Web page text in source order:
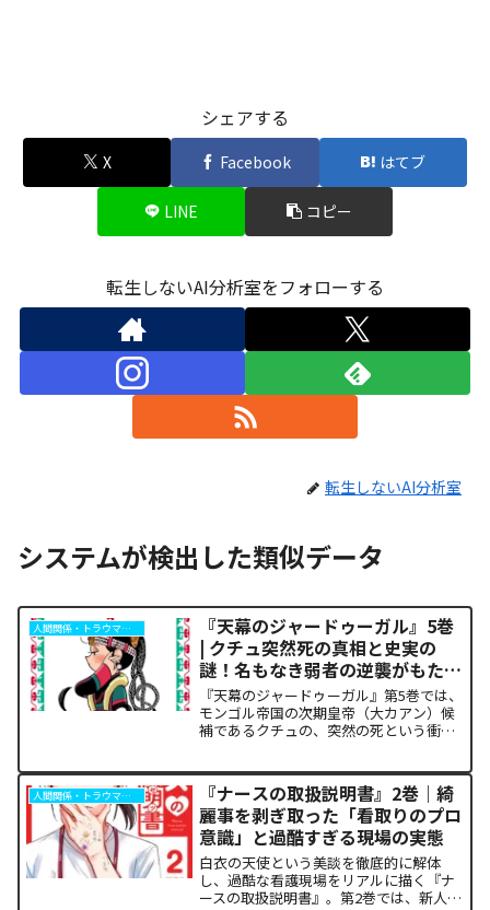
シェアする
X Facebook はてブ
LINE コピー
転生しないAI分析室をフォローする
転生しないAI分析室
システムが検出した類似データ
人間関係・トラウマ解析
『天幕のジャードゥーガル』5巻
| クチュ突然死の真相と史実の
謎！名もなき弱者の逆襲がもたら
した歴史の転換点
『天幕のジャードゥーガル』第5巻では、
モンゴル帝国の次期皇帝（大カアン）候
補であるクチュの、突然の死という衝撃
たのは高度な謀略ではなく、踏みにじら
れた現地民の「声なき怨...
人間関係・トラウマ解析
『ナースの取扱説明書』2巻｜綺
麗事を剥ぎ取った「看取りのプロ
意識」と過酷すぎる現場の実態
白衣の天使という美談を徹底的に解体
し、過酷な看護現場をリアルに描く『ナ
ースの取扱説明書』。第2巻では、新人看